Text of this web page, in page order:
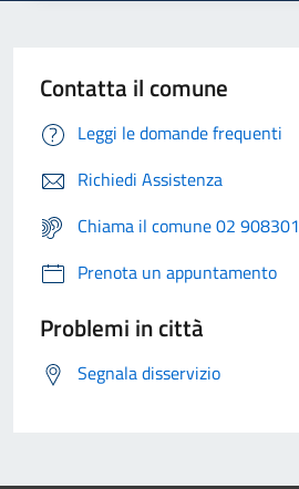
Contatta il comune
Leggi le domande frequenti
Richiedi Assistenza
Chiama il comune 02 908301
Prenota un appuntamento
Problemi in città
Segnala disservizio